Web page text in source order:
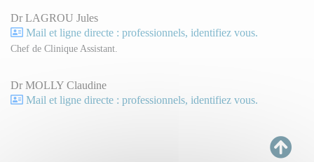
Dr LAGROU Jules
Mail et ligne directe : professionnels, identifiez vous.
Chef de Clinique Assistant.
Dr MOLLY Claudine
Mail et ligne directe : professionnels, identifiez vous.